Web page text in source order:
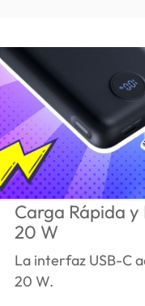
Carga Rápida
20 W
La interfaz USB-C
20 W.